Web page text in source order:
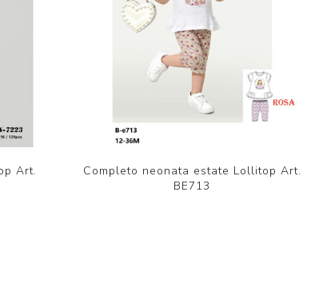
Art.
Completo neonata estate Lollitop Art.
BE713